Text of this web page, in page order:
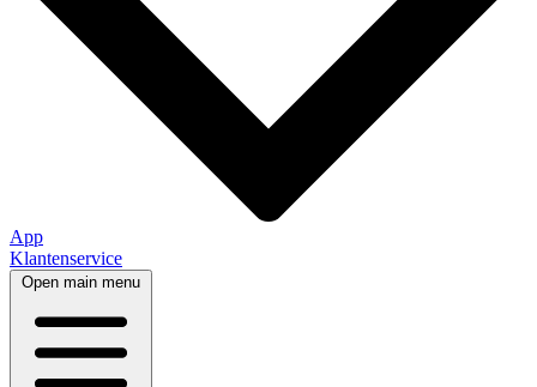
App
Klantenservice
Open main menu